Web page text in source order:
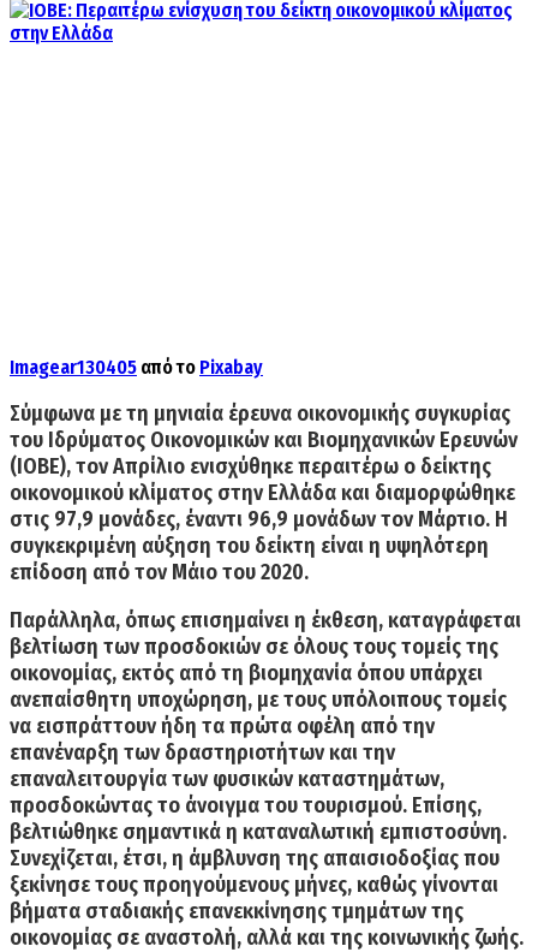
Imagear130405 από το Pixabay
Σύμφωνα με τη μηνιαία έρευνα οικονομικής συγκυρίας
του Ιδρύματος Οικονομικών και Βιομηχανικών Ερευνών
(ΙΟΒΕ),τον Απρίλιο ενισχύθηκε περαιτέρω ο δείκτης
οικονομικού κλίματος στην Ελλάδα και διαμορφώθηκε
στις 97,9 μονάδες, έναντι 96,9 μονάδων τον Μάρτιο. Η
συγκεκριμένη αύξηση του δείκτη είναι η υψηλότερη
επίδοση από τον Μάιο του 2020.
Παράλληλα, όπως επισημαίνει η έκθεση, καταγράφεται
βελτίωση των προσδοκιών σε όλους τους τομείς της
οικονομίας, εκτός από τη βιομηχανία όπου υπάρχει
ανεπαίσθητη υποχώρηση, με τους υπόλοιπους τομείς
να εισπράττουν ήδη τα πρώτα οφέλη από την
επανέναρξη των δραστηριοτήτων και την
επαναλειτουργία των φυσικών καταστημάτων,
προσδοκώντας το άνοιγμα του τουρισμού. Επίσης,
βελτιώθηκε σημαντικά η καταναλωτική εμπιστοσύνη.
Συνεχίζεται, έτσι, η άμβλυνση της απαισιοδοξίας που
ξεκίνησε τους προηγούμενους μήνες, καθώς γίνονται
βήματα σταδιακής επανεκκίνησης τμημάτων της
οικονομίας σε αναστολή, αλλά και της κοινωνικής ζωής.